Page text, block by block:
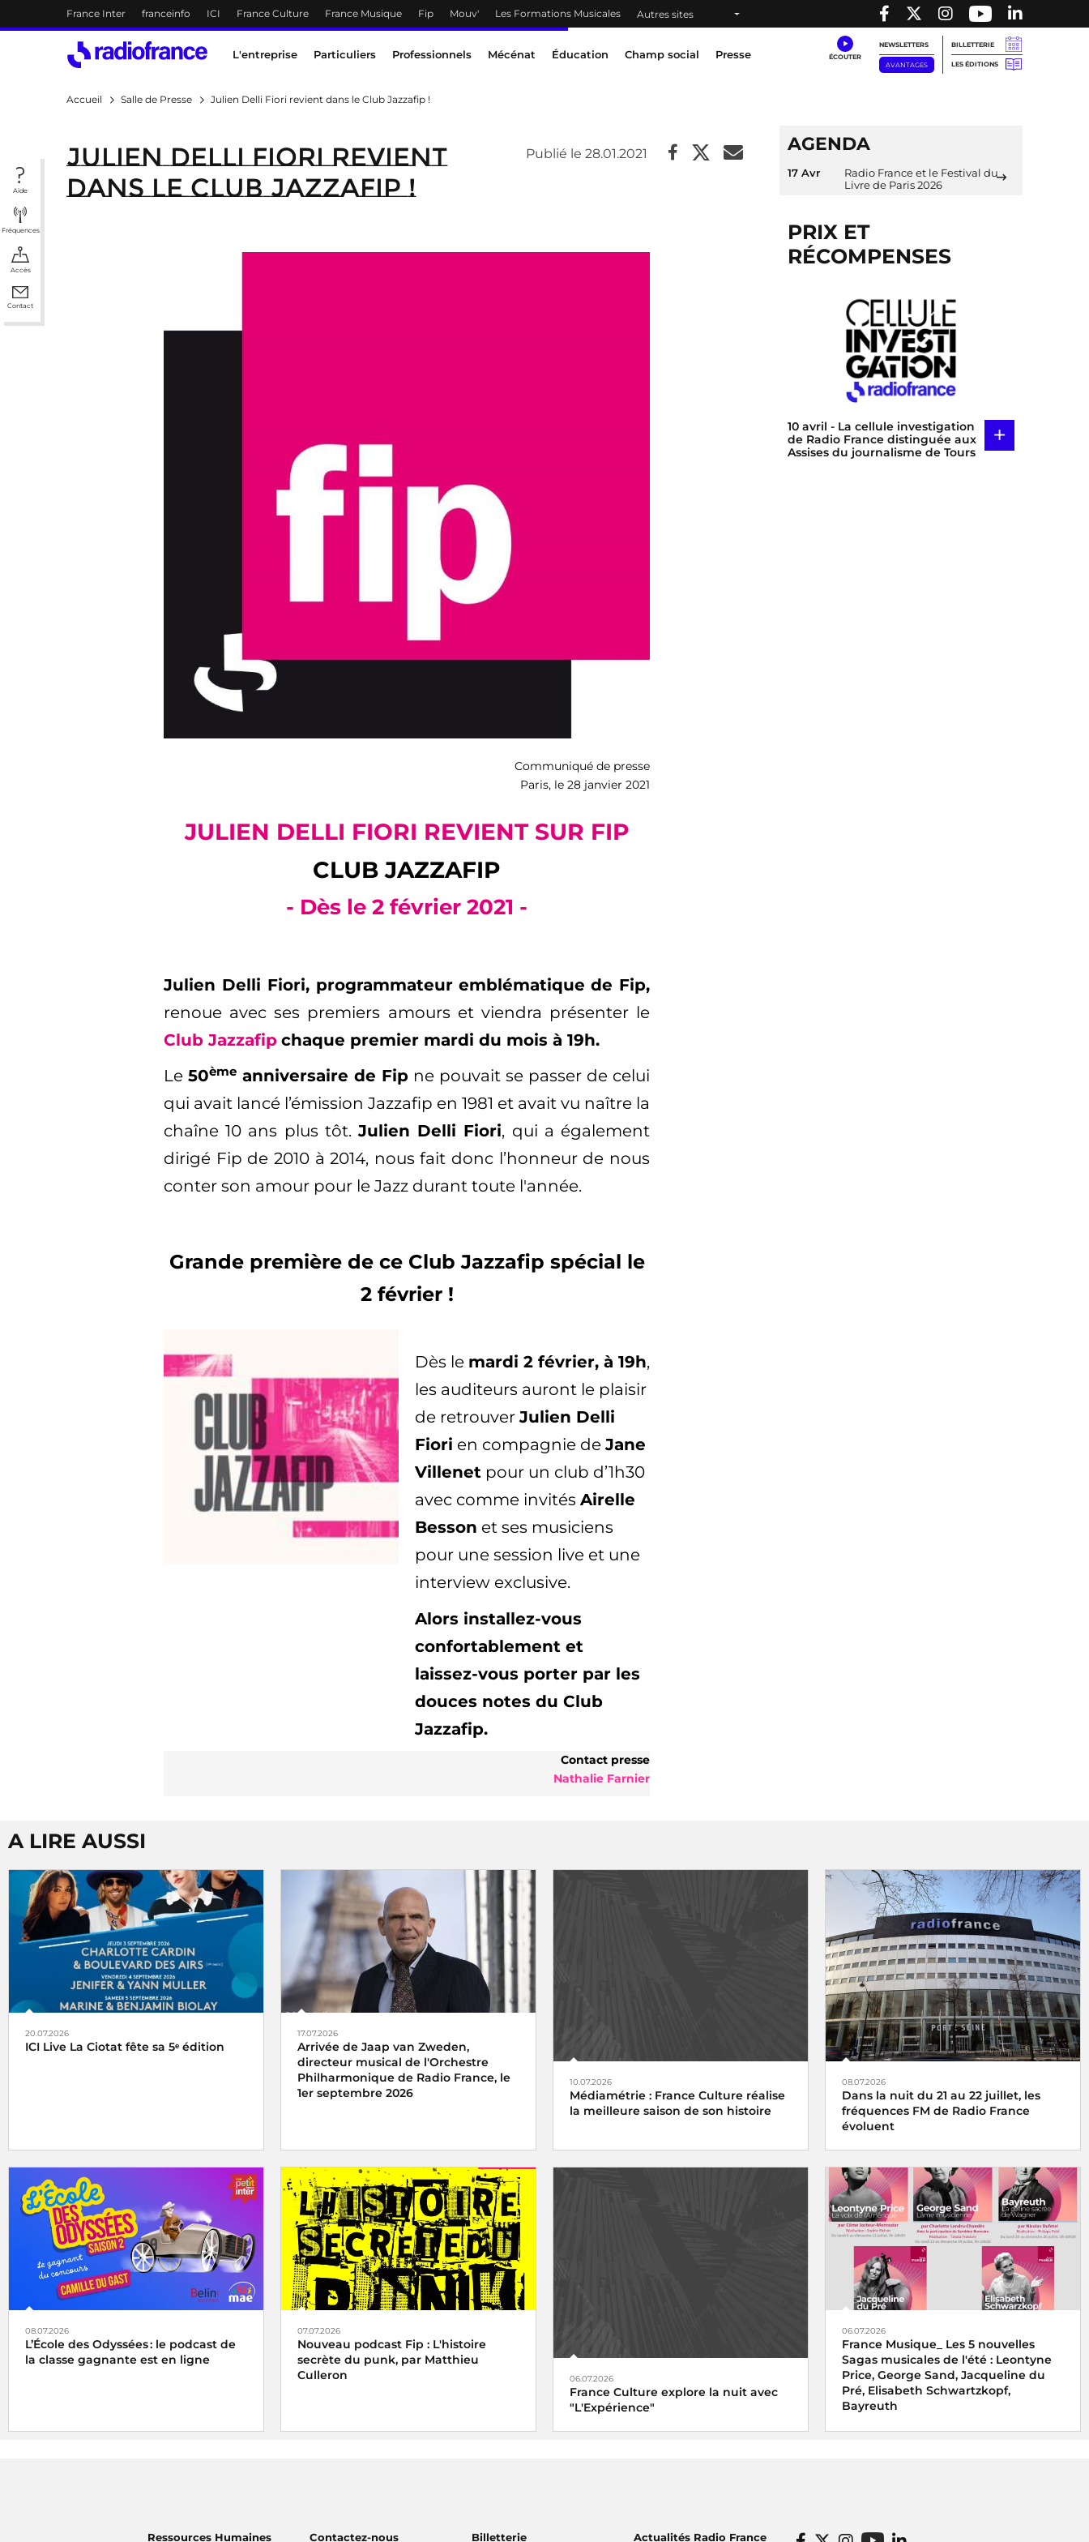
Accès direct :
Menu principal
France Inter franceinfo ICI France Culture France Musique Fip Mouv' Les Formations Musicales Autres sites
Menu principal
L'entreprise Particuliers Professionnels Mécénat Éducation Champ social Presse
NEWSLETTERS
AVANTAGES
BILLETTERIE
LES ÉDITIONS
Aide
Fréquences
Accès
Contact
Accueil Salle de Presse Julien Delli Fiori revient dans le Club Jazzafip !
Julien Delli Fiori revient
dans le Club Jazzafip !
Publié le 28.01.2021
Communiqué de presse
Paris, le 28 janvier 2021
JULIEN DELLI FIORI REVIENT SUR FIP
CLUB JAZZAFIP
- Dès le 2 février 2021 -
Julien Delli Fiori, programmateur emblématique de Fip,
renoue avec ses premiers amours et viendra présenter le
Club Jazzafip chaque premier mardi du mois à 19h.
Le 50ème anniversaire de Fip ne pouvait se passer de celui
qui avait lancé l’émission Jazzafip en 1981 et avait vu naître la
chaîne 10 ans plus tôt.Julien Delli Fiori, qui a également
dirigé Fip de 2010 à 2014, nous fait donc l’honneur de nous
conter son amour pour le Jazz durant toute l'année.
Grande première de ce Club Jazzafip spécial le
2 février !
Dès le mardi 2 février, à 19h,
les auditeurs auront le plaisir
de retrouverJulien Delli
Fiori en compagnie deJane
Villenet pour un club d’1h30
avec comme invités Airelle
Besson et ses musiciens
pour une session live et une
interview exclusive.
Alors installez-vous
confortablement et
laissez-vous porter par les
douces notes du Club
Jazzafip.
Contact presse
Nathalie Farnier
AGENDA
17 Avr
Radio France et le Festival du
Livre de Paris 2026
PRIX ET
RÉCOMPENSES
10 avril - La cellule investigation
de Radio France distinguée aux
Assises du journalisme de Tours
+
A LIRE AUSSI
20.07.2026
ICI Live La Ciotat fête sa 5ᵉ édition
17.07.2026
Arrivée de Jaap van Zweden,
directeur musical de l'Orchestre
Philharmonique de Radio France, le
1er septembre 2026
10.07.2026
Médiamétrie : France Culture réalise
la meilleure saison de son histoire
08.07.2026
Dans la nuit du 21 au 22 juillet, les
fréquences FM de Radio France
évoluent
08.07.2026
L’École des Odyssées : le podcast de
la classe gagnante est en ligne
07.07.2026
Nouveau podcast Fip : L'histoire
secrète du punk, par Matthieu
Culleron
06.07.2026
France Culture explore la nuit avec
"L'Expérience"
06.07.2026
France Musique_ Les 5 nouvelles
Sagas musicales de l'été : Leontyne
Price, George Sand, Jacqueline du
Pré, Elisabeth Schwartzkopf,
Bayreuth
Ressources Humaines Contactez-nous Billetterie Actualités Radio France